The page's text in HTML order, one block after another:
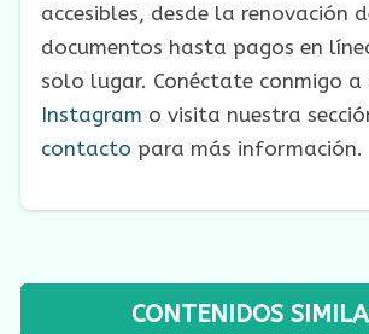
accesibles, desde la renovación
documentos hasta pagos en
solo lugar. Conéctate conmigo a
Instagram o visita nuestra
contacto para más información.
CONTENIDOS